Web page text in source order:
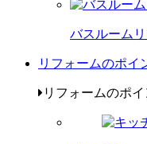
バスルーム
リフォームのポイ
リフォームのポイ